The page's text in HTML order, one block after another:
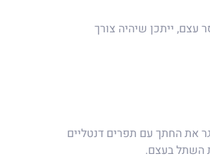
של חוסר עצם, ייתכן שיהיה צורך
את החתך עם תפרים דנטליים
השתל בעצם.